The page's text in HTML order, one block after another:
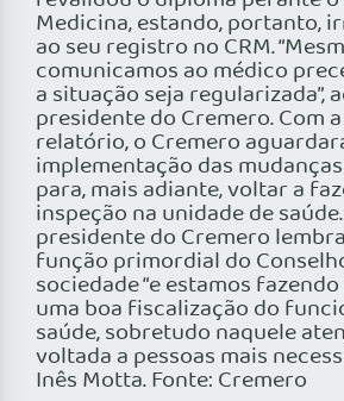
Medicina, estando, portanto,
ao seu registro no CRM.
comunicamos ao médico
a situação seja regularizada”,
presidente do Cremero. Com
relatório, o Cremero
implementação das
para, mais adiante, voltar a
inspeção na unidade de
presidente do Cremero
função primordial do
sociedade “e estamos
uma boa fiscalização do
saúde, sobretudo naquele
voltada a pessoas mais
Inês Motta. Fonte: Cremero